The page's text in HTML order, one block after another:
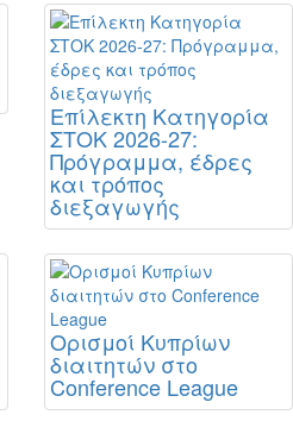
Επίλεκτη Κατηγορία
ΣΤΟΚ 2026-27:
Πρόγραμμα, έδρες
και τρόπος
διεξαγωγής
Ορισμοί Κυπρίων
διαιτητών στο
Conference League